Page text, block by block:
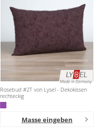
Rosebud #2T von Lysel - Dekokissen
rechteckig
Masse eingeben